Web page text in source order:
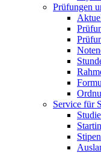
Prüfungen
Service für